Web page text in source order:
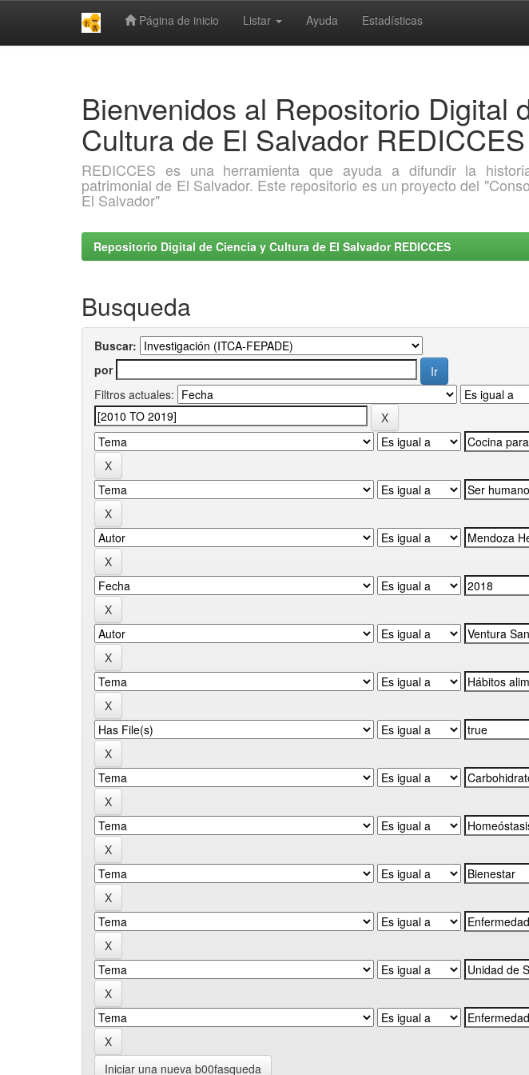
Página de inicio Listar Ayuda Estadísticas
Bienvenidos al Repositorio Digital
Cultura de El Salvador REDICCES
REDICCES es una herramienta que ayuda a difundir la
patrimonial de El Salvador. Este repositorio es un proyecto del
El Salvador"
Repositorio Digital de Ciencia y Cultura de El Salvador REDICCES
Busqueda
Buscar:
por
Filtros actuales:
Iniciar una nueva b00fasqueda